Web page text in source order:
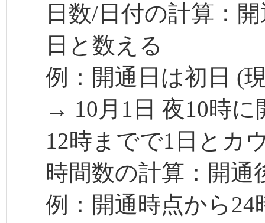
日数/日付の計算：
日と数える
例：開通日は初日 (
→ 10月1日 夜10時に
12時までで1日とカ
時間数の計算：開通
例：開通時点から24